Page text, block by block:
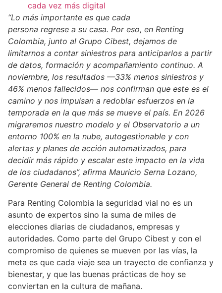
cada vez más digital
“Lo más importante es que cada
persona regrese a su casa. Por eso, en Renting
Colombia, junto al Grupo Cibest, dejamos de
limitarnos a contar siniestros para anticiparlos a partir
de datos, formación y acompañamiento continuo. A
noviembre, los resultados —33% menos siniestros y
46% menos fallecidos— nos confirman que este es el
camino y nos impulsan a redoblar esfuerzos en la
temporada en la que más se mueve el país. En 2026
migraremos nuestro modelo y el Observatorio a un
entorno 100% en la nube, autogestionable y con
alertas y planes de acción automatizados, para
decidir más rápido y escalar este impacto en la vida
de los ciudadanos”, afirma Mauricio Serna Lozano,
Gerente General de Renting Colombia.
Para Renting Colombia la seguridad vial no es un
asunto de expertos sino la suma de miles de
elecciones diarias de ciudadanos, empresas y
autoridades. Como parte del Grupo Cibest y con el
compromiso de quienes se mueven por las vías, la
meta es que cada viaje sea un trayecto de confianza y
bienestar, y que las buenas prácticas de hoy se
conviertan en la cultura de mañana.